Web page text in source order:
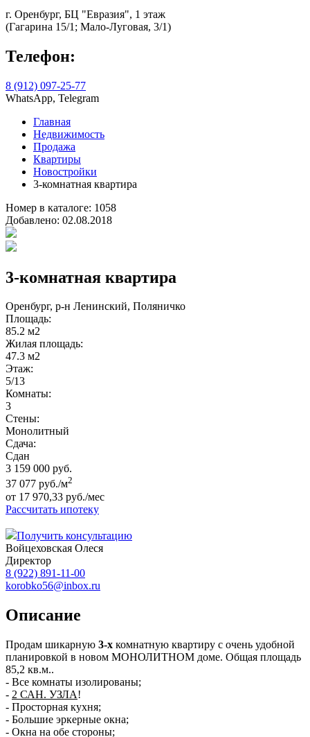
г. Оренбург, БЦ "Евразия", 1 этаж
(Гагарина 15/1; Мало-Луговая, 3/1)
Телефон:
8 (912) 097-25-77
WhatsApp, Telegram
Главная
Недвижимость
Продажа
Квартиры
Новостройки
3-комнатная квартира
Номер в каталоге: 1058
Добавлено: 02.08.2018
3-комнатная квартира
Оренбург, р-н Ленинский, Поляничко
Площадь:
85.2 м2
Жилая площадь:
47.3 м2
Этаж:
5/13
Комнаты:
3
Стены:
Монолитный
Сдача:
Сдан
3 159 000 руб.
37 077 руб./м2
от 17 970,33 руб./мес
Рассчитать ипотеку
Получить консультацию
Войцеховская Олеся
Директор
8 (922) 891-11-00
korobko56@inbox.ru
Описание
Продам шикарную 3-х комнатную квартиру с очень удобной
планировкой в новом МОНОЛИТНОМ доме. Общая площадь
85,2 кв.м..
- Все комнаты изолированы;
- 2 САН. УЗЛА!
- Просторная кухня;
- Большие эркерные окна;
- Окна на обе стороны;